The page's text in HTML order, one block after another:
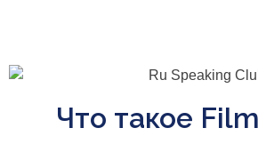
Что такое